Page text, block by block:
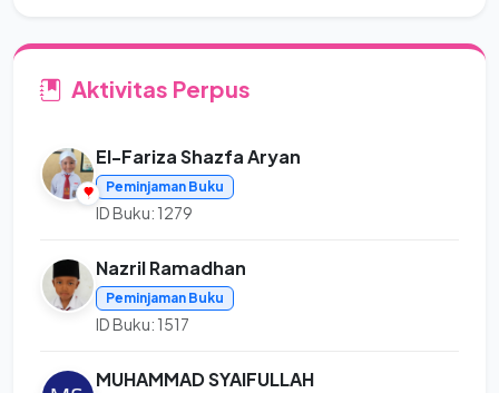
Aktivitas Perpus
El-Fariza Shazfa Aryan
Peminjaman Buku
ID Buku: 1279
Nazril Ramadhan
Peminjaman Buku
ID Buku: 1517
MUHAMMAD SYAIFULLAH